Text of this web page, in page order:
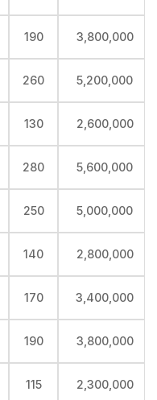
190 3,800,000
260 5,200,000
130 2,600,000
280 5,600,000
250 5,000,000
140 2,800,000
170 3,400,000
190 3,800,000
115 2,300,000